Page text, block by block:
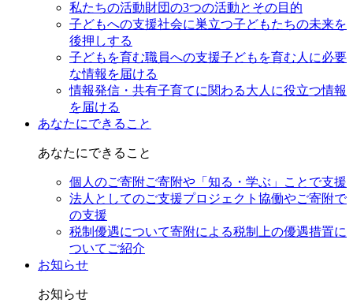
私たちの活動財団の3つの活動とその目的
子どもへの支援社会に巣立つ子どもたちの未来を
後押しする
子どもを育む職員への支援子どもを育む人に必要
な情報を届ける
情報発信・共有子育てに関わる大人に役立つ情報
を届ける
あなたにできること
あなたにできること
個人のご寄附ご寄附や「知る・学ぶ」ことで支援
法人としてのご支援プロジェクト協働やご寄附で
の支援
税制優遇について寄附による税制上の優遇措置に
ついてご紹介
お知らせ
お知らせ